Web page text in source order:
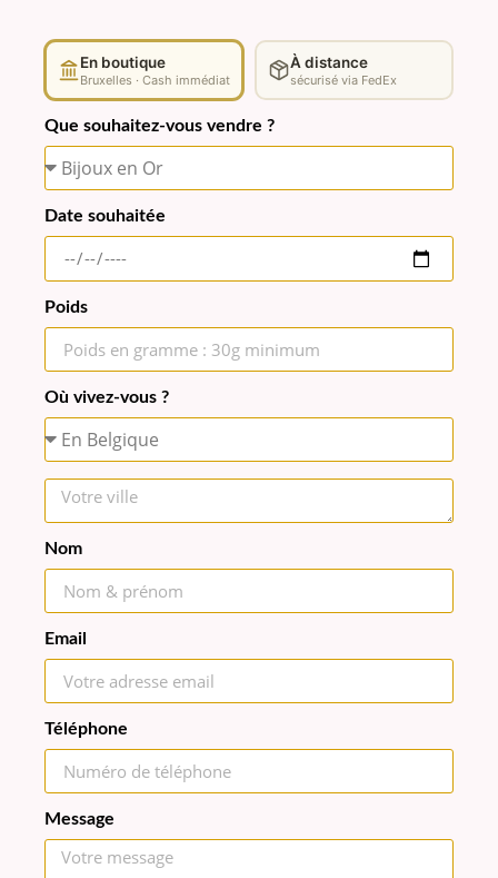
En boutique
Bruxelles · Cash immédiat
À distance
sécurisé via FedEx
Que souhaitez-vous vendre ?
Date souhaitée
Poids
Où vivez-vous ?
Nom
Email
Téléphone
Message